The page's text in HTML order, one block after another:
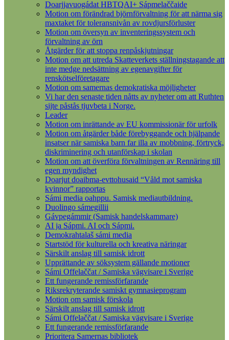
Doarjjavuogádat HBTQAI+ Sápmelaččaide
Motion om förändrad björnförvaltning för att närma sig
maxtaket för toleransnivån av rovdjursförluster
Motion om översyn av inventeringssystem och
förvaltning av örn
Åtgärder för att stoppa renpåskjutningar
Motion om att utreda Skatteverkets ställningstagande att
inte medge nedsättning av egenavgifter för
renskötselföretagare
Motion om samernas demokratiska möjligheter
Vi har den senaste tiden nåtts av nyheter om att Ruthten
sijte påstås tjuvbeta i Norge.
Leader
Motion om inrättande av EU kommissionär för urfolk
Motion om åtgärder både förebyggande och hjälpande
insatser när samiska barn far illa av mobbning, förtryck,
diskriminering och utanförskap i skolan
Motion om att överföra förvaltningen av Rennäring till
egen myndighet
Doarjut doaibma-evttohusaid “Våld mot samiska
kvinnor” rapportas
Sámi media oahppu. Samisk mediautbildning.
Duolingo sámegillii
Gávpegámmir (Samisk handelskammare)
AI ja Sápmi. AI och Sápmi.
Demokrahtalaš sámi media
Startstöd för kulturella och kreativa näringar
Särskilt anslag till samisk idrott
Upprättande av söksystem gällande motioner
Sámi Offelaččat / Samiska vägvisare i Sverige
Ett fungerande remissförfarande
Riksrekryterande samiskt gymnasieprogram
Motion om samisk förskola
Särskilt anslag till samisk idrott
Sámi Offelaččat / Samiska vägvisare i Sverige
Ett fungerande remissförfarande
Prioritera Samernas bibliotek